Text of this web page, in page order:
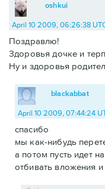
oshkui
April 10 2009, 06:26:38
Поздравлю!
Здоровья дочке и
Ну и здоровья
blackabbat
April 10 2009, 07:44:24
спасибо
мы как-нибудь
а потом пусть идет
отбивать вложения